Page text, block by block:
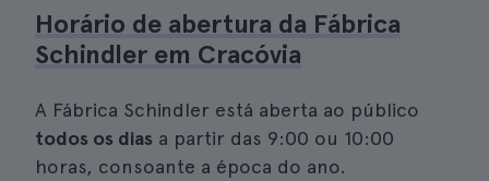
Horário de abertura da Fábrica
Schindler em Cracóvia
A Fábrica Schindler está aberta ao público
todos os dias a partir das 9:00 ou 10:00
horas, consoante a época do ano.